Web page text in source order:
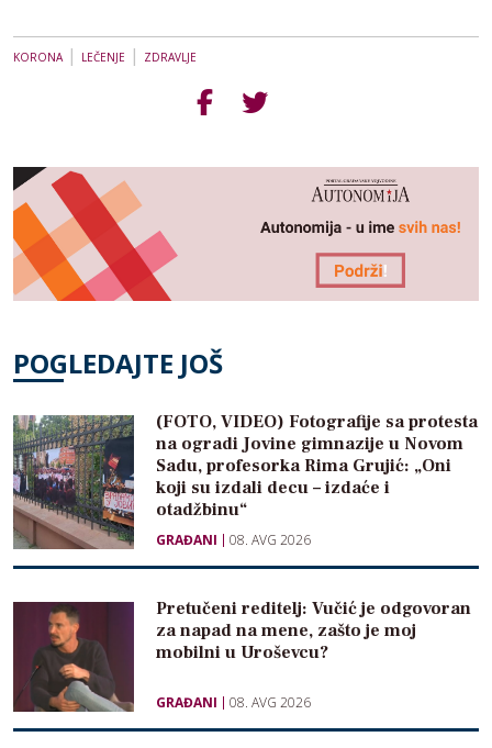
KORONA| LEČENJE | ZDRAVLJE
POGLEDAJTE JOŠ
(FOTO, VIDEO) Fotografije sa protesta
na ogradi Jovine gimnazije u Novom
Sadu, profesorka Rima Grujić: „Oni
koji su izdali decu – izdaće i
otadžbinu“
GRAĐANI 08. AVG 2026
Pretučeni reditelj: Vučić je odgovoran
za napad na mene, zašto je moj
mobilni u Uroševcu?
GRAĐANI 08. AVG 2026